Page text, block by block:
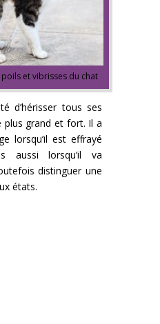
et vibrisses du chat
d’hérisser tous ses
plus grand et fort. Il a
lorsqu’il est effrayé
aussi lorsqu’il va
distinguer une
états.